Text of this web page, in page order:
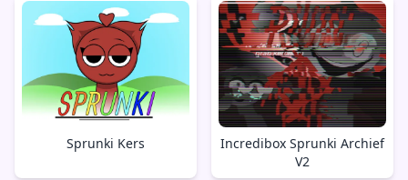
Sprunki Kers
Incredibox Sprunki Archief
V2